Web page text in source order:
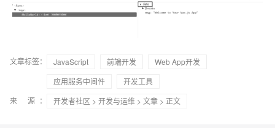
文章标签： JavaScript 前端开发
Web App开发
应用服务中间件
开发工具
来 源：
开发者社区 > 开发与运维 > 文章 > 正文